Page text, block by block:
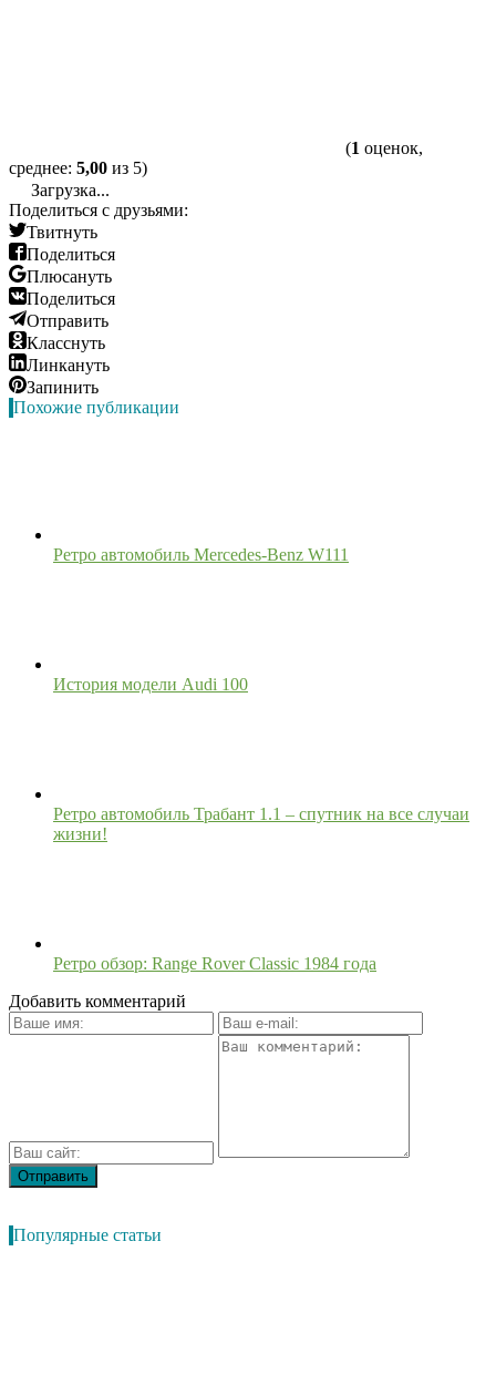
(1 оценок,
среднее: 5,00 из 5)
Загрузка...
Поделиться с друзьями:
Твитнуть
Поделиться
Плюсануть
Поделиться
Отправить
Класснуть
Линкануть
Запинить
Похожие публикации
Ретро автомобиль Mercedes-Benz W111
История модели Audi 100
Ретро автомобиль Трабант 1.1 – спутник на все случаи
жизни!
Ретро обзор: Range Rover Classic 1984 года
Добавить комментарий
Популярные статьи